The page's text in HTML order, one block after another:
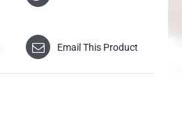
Email This Product